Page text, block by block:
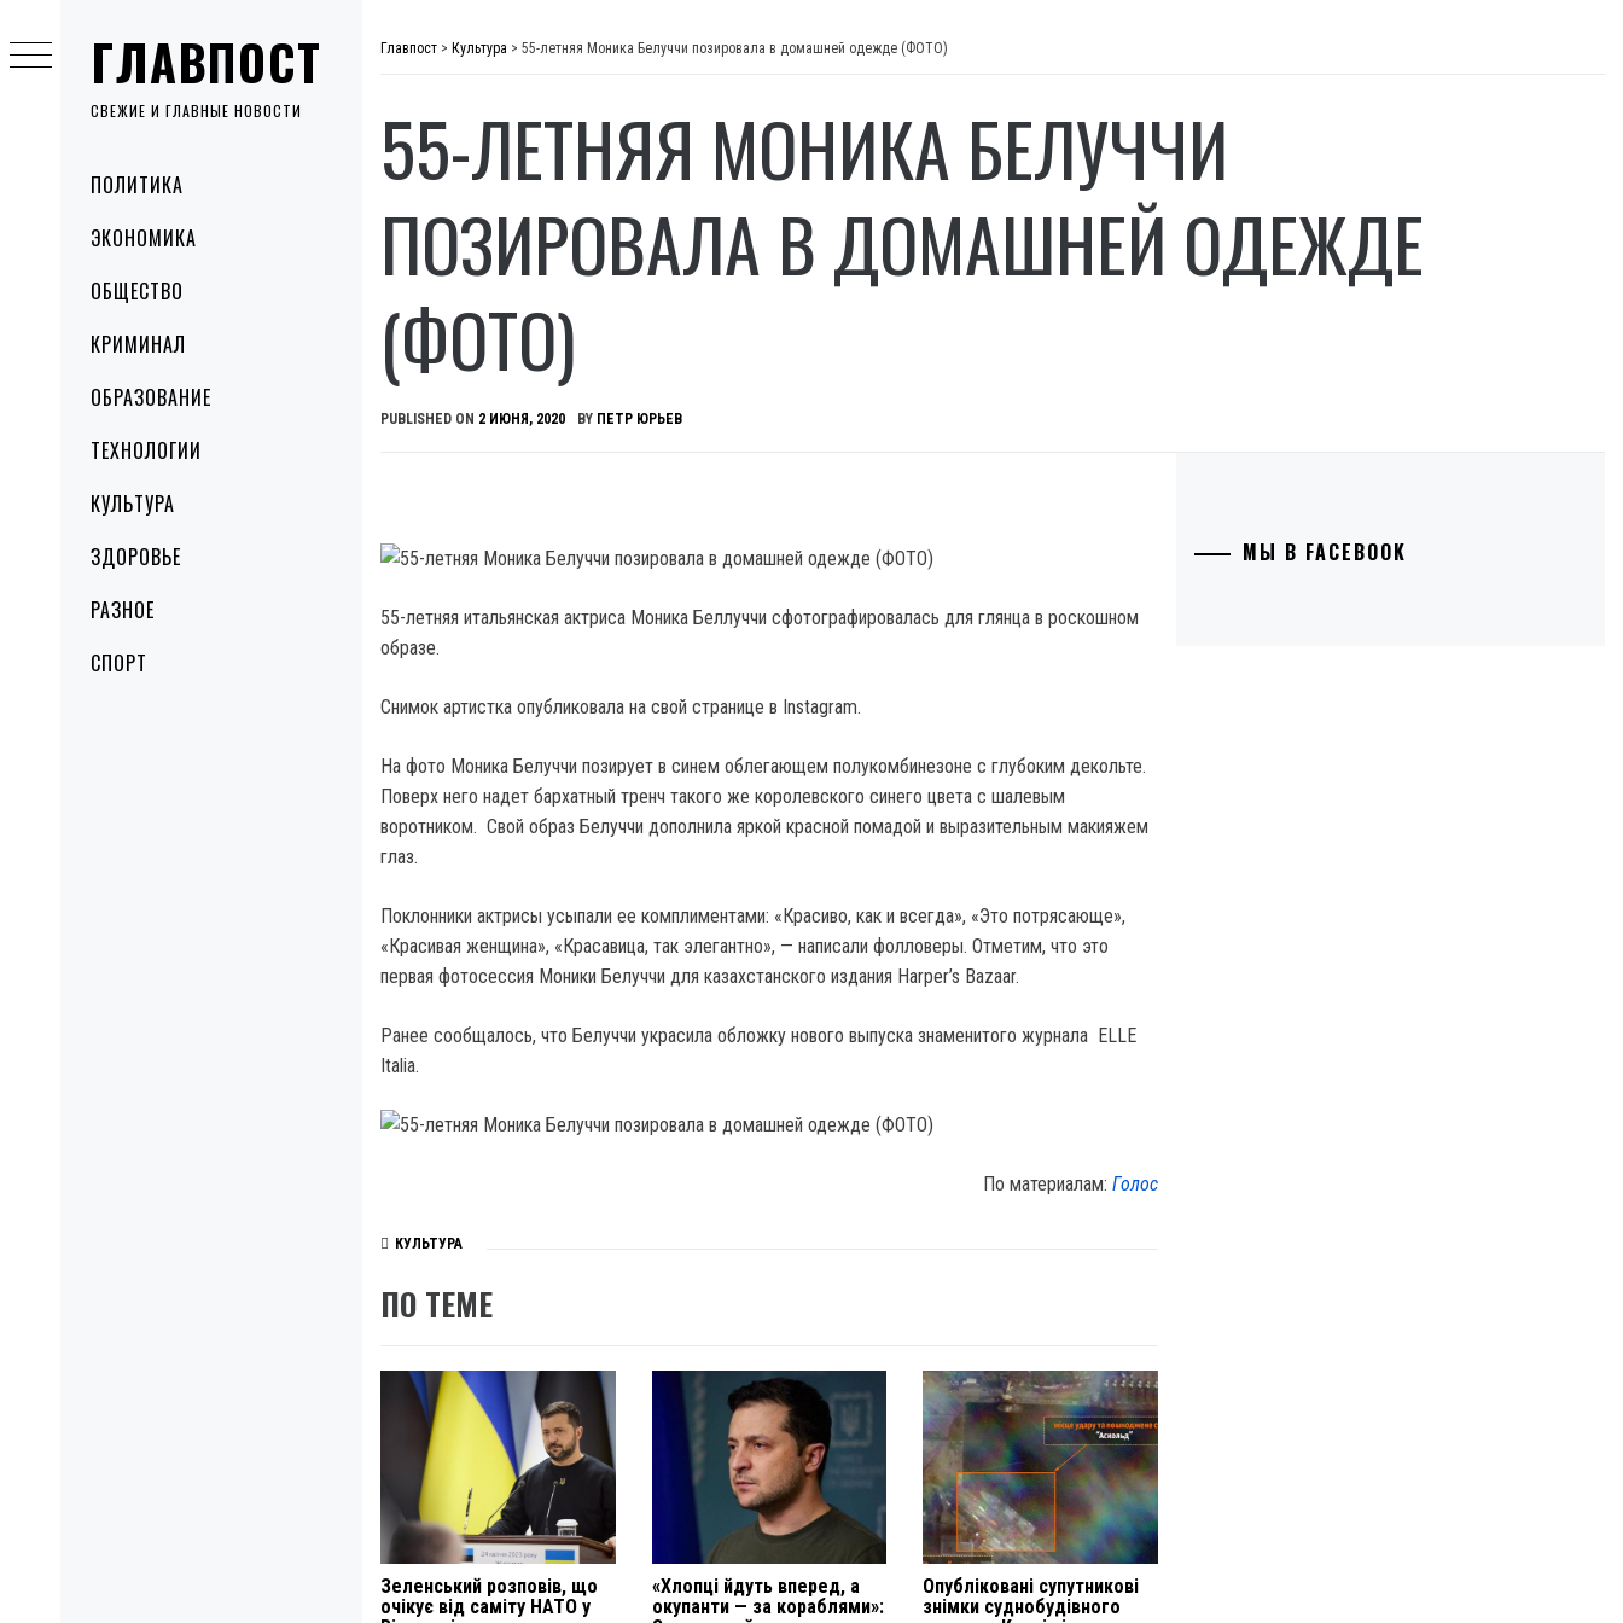
ГЛАВПОСТ
СВЕЖИЕ И ГЛАВНЫЕ НОВОСТИ
MenuПОЛИТИКА
ЭКОНОМИКА
ОБЩЕСТВО
КРИМИНАЛ
ОБРАЗОВАНИЕ
ТЕХНОЛОГИИ
КУЛЬТУРА
ЗДОРОВЬЕ
РАЗНОЕ
СПОРТ
to
content
Главпост > Культура > 55-летняя Моника Белуччи позировала в домашней одежде (ФОТО)
55-ЛЕТНЯЯ МОНИКА БЕЛУЧЧИ
ПОЗИРОВАЛА В ДОМАШНЕЙ ОДЕЖДЕ
(ФОТО)
PUBLISHED ON 2 ИЮНЯ, 2020 BY ПЕТР ЮРЬЕВ
55-летняя итальянская актриса Моника Беллуччи сфотографировалась для глянца в роскошном
образе.
Снимок артистка опубликовала на свой странице в Instagram.
На фото Моника Белуччи позирует в синем облегающем полукомбинезоне с глубоким декольте.
Поверх него надет бархатный тренч такого же королевского синего цвета с шалевым
воротником. Свой образ Белуччи дополнила яркой красной помадой и выразительным макияжем
глаз.
Поклонники актрисы усыпали ее комплиментами: «Красиво, как и всегда», «Это потрясающе»,
«Красивая женщина», «Красавица, так элегантно», — написали фолловеры. Отметим, что это
первая фотосессия Моники Белуччи для казахстанского издания Harper’s Bazaar.
Ранее сообщалось, что Белуччи украсила обложку нового выпуска знаменитого журнала ELLE
Italia.
По материалам:Голос
КУЛЬТУРА
ПО ТЕМЕ
Зеленський розповів, що
очікує від саміту НАТО у
«Хлопці йдуть вперед, а
окупанти — за кораблями»:
Опубліковані супутникові
знімки суднобудівного
МЫ В FACEBOOK